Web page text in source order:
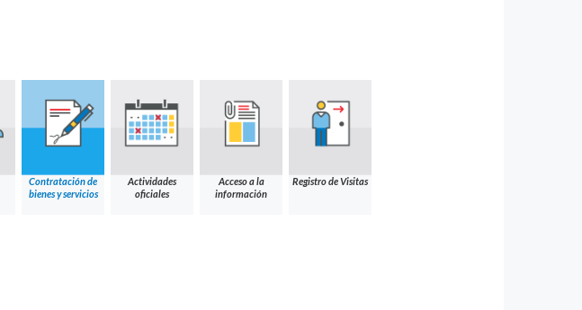
Contratación de
bienes y servicios
Actividades
oficiales
Acceso a la
información
Registro de Visitas